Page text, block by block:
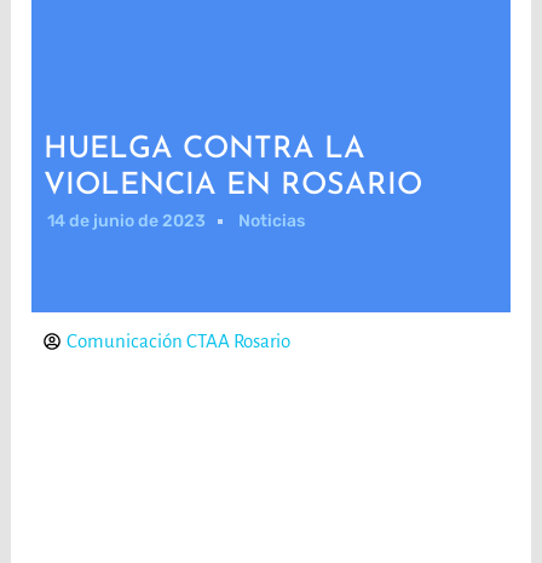
HUELGA CONTRA LA
VIOLENCIA EN ROSARIO
14 de junio de 2023 Noticias
Comunicación CTAA Rosario